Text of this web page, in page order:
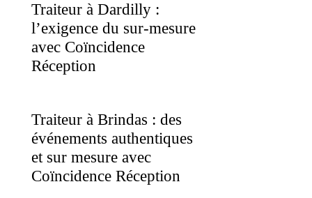
Traiteur à Dardilly :
l’exigence du sur-mesure
avec Coïncidence
Réception
Traiteur à Brindas : des
événements authentiques
et sur mesure avec
Coïncidence Réception